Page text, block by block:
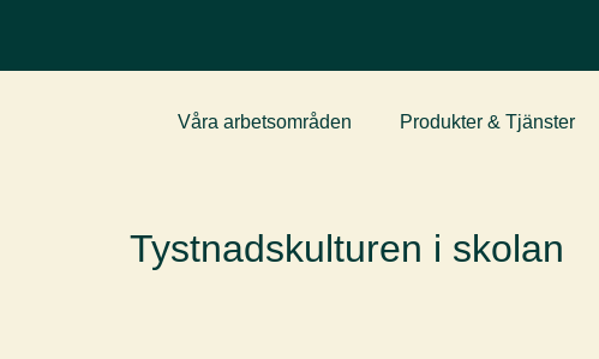
Våra arbetsområden Produkter & Tjänster
Tystnadskulturen i skolan